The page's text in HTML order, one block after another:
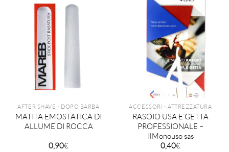
AFTER SHAVE - DOPO BARBA
MATITA EMOSTATICA DI
ALLUME DI ROCCA
0,90€
ACCESSORI - ATTREZZATURA
RASOIO USA E GETTA
PROFESSIONALE –
IlMonouso sas
0,40€